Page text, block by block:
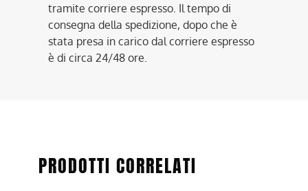
tramite corriere espresso. Il tempo di
consegna della spedizione, dopo che è
stata presa in carico dal corriere espresso
è di circa 24/48 ore.
PRODOTTI CORRELATI